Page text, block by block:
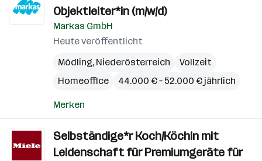
Objektleiter*in (m/w/d)
Markas GmbH
Heute veröffentlicht
Mödling, Niederösterreich
Vollzeit
Homeoffice
44.000 € – 52.000 € jährlich
Merken
Selbständige*r Koch/Köchin mit
Leidenschaft für Premiumgeräte für